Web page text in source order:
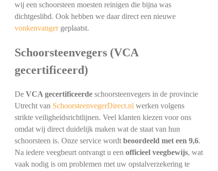
wij een schoorsteen moesten reinigen die bijna was
dichtgeslibd. Ook hebben we daar direct een nieuwe
vonkenvangergeplaatst.
Schoorsteenvegers (VCA
gecertificeerd)
De VCA gecertificeerdeschoorsteenvegers in de provincie
Utrecht van SchoorsteenvegerDirect.nl werken volgens
strikte veiligheidsrichtlijnen. Veel klanten kiezen voor ons
omdat wij direct duidelijk maken wat de staat van hun
schoorsteen is. Onze service wordt beoordeeld met een 9,6.
Na iedere veegbeurt ontvangt u een officieel veegbewijs, wat
vaak nodig is om problemen met uw opstalverzekering te